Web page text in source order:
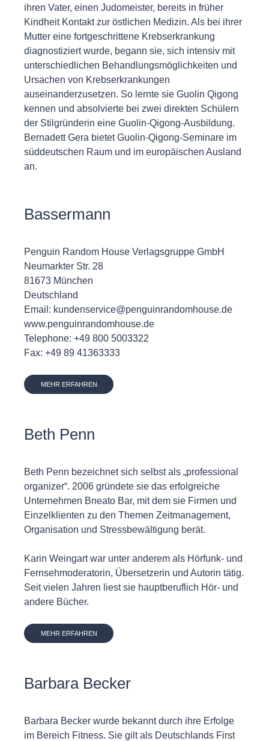
ihren Vater, einen Judomeister, bereits in früher
Kindheit Kontakt zur östlichen Medizin. Als bei ihrer
Mutter eine fortgeschrittene Krebserkrankung
diagnostiziert wurde, begann sie, sich intensiv mit
unterschiedlichen Behandlungsmöglichkeiten und
Ursachen von Krebserkrankungen
auseinanderzusetzen. So lernte sie Guolin Qigong
kennen und absolvierte bei zwei direkten Schülern
der Stilgründerin eine Guolin-Qigong-Ausbildung.
Bernadett Gera bietet Guolin-Qigong-Seminare im
süddeutschen Raum und im europäischen Ausland
an.
Bassermann
Penguin Random House Verlagsgruppe GmbH
Neumarkter Str. 28
81673 München
Deutschland
Email: kundenservice@penguinrandomhouse.de
www.penguinrandomhouse.de
Telephone: +49 800 5003322
Fax: +49 89 41363333
MEHR ERFAHREN
Beth Penn
Beth Penn bezeichnet sich selbst als „professional
organizer“. 2006 gründete sie das erfolgreiche
Unternehmen Bneato Bar, mit dem sie Firmen und
Einzelklienten zu den Themen Zeitmanagement,
Organisation und Stressbewältigung berät.
Karin Weingart war unter anderem als Hörfunk- und
Fernsehmoderatorin, Übersetzerin und Autorin tätig.
Seit vielen Jahren liest sie hauptberuflich Hör- und
andere Bücher.
MEHR ERFAHREN
Barbara Becker
Barbara Becker wurde bekannt durch ihre Erfolge
im Bereich Fitness. Sie gilt als Deutschlands First